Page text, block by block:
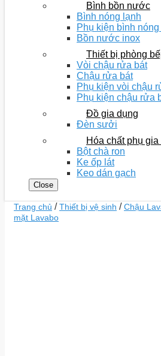
Bình bồn nước
Bình nóng lạnh
Phụ kiện bình nóng
Bồn nước inox
Thiết bị phòng
Vòi chậu rửa bát
Chậu rửa bát
Phụ kiện vòi chậu
Phụ kiện chậu rửa
Đồ gia dụng
Đèn sưởi
Hóa chất phụ
Bột chà ron
Ke ốp lát
Keo dán gạch
Close
Trang chủ / Thiết bị vệ sinh / Chậu
mặt Lavabo